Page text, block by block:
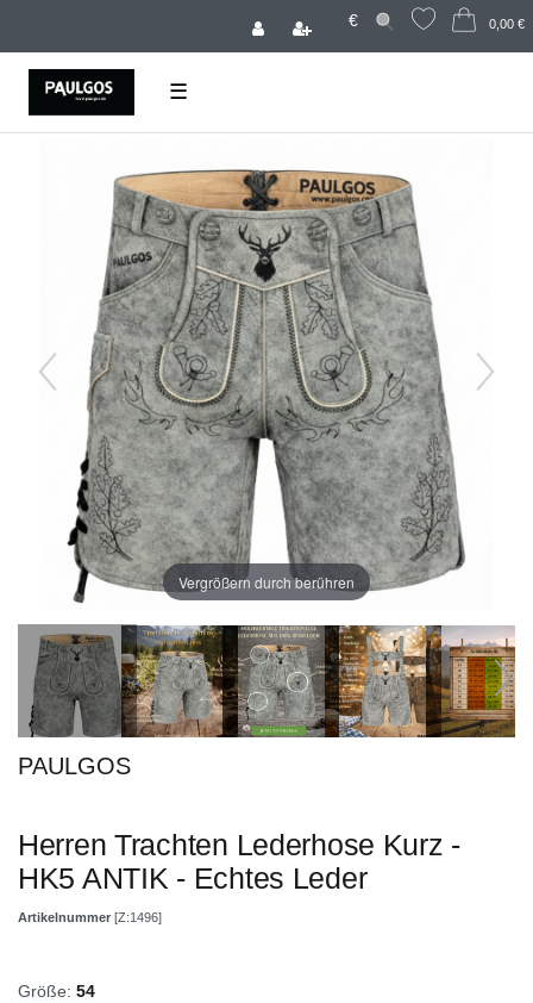
€ 0,00 €
☰
Vergrößern durch berühren
PAULGOS
Herren Trachten Lederhose Kurz -
HK5 ANTIK - Echtes Leder
Artikelnummer [Z:1496]
Größe: 54